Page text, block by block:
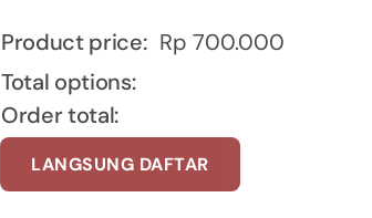
Product price: Rp 700.000
Total options:
Order total:
LANGSUNG DAFTAR